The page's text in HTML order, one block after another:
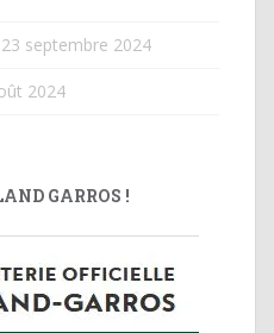
23 septembre 2024
2024
GARROS !